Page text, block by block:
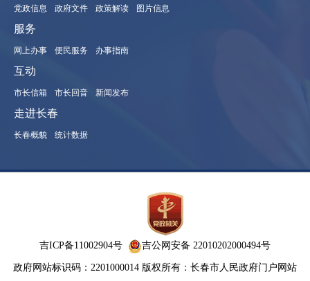
党政信息 政府文件 政策解读 图片信息
服务
网上办事 便民服务 办事指南
互动
市长信箱 市长回音 新闻发布
走进长春
长春概貌 统计数据
吉ICP备11002904号 吉公网安备 22010202000494号
政府网站标识码：2201000014 版权所有：长春市人民政府门户网站